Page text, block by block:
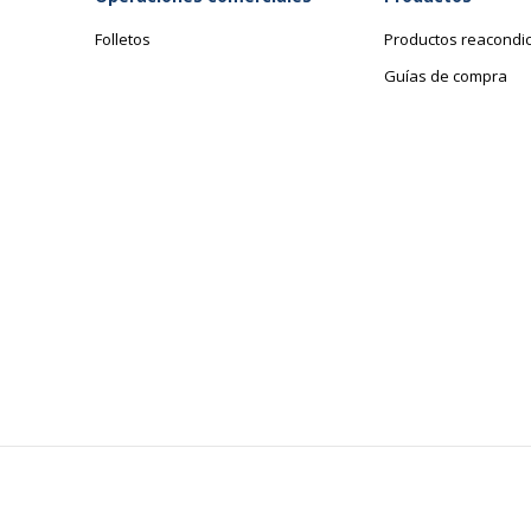
Folletos
Productos
Guías de compra